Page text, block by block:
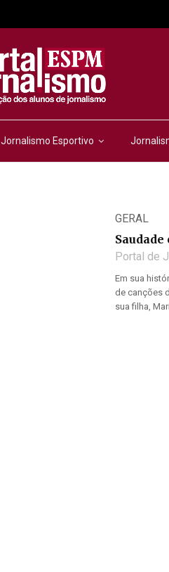
Jornalismo Esportivo
GERAL
Portal de
Em sua
de canções
sua filha,